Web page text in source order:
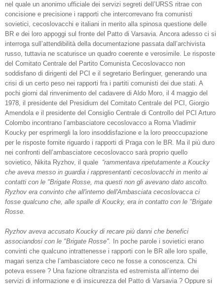
nel quale un anonimo ufficiale dei servizi segreti dell’URSS ritrae con
concisione e precisione i rapporti che intercorrevano fra comunisti
sovietici, cecoslovacchi e italiani in merito alla spinosa questione delle
BR e dei loro appoggi sul fronte del Patto di Varsavia. Ancora adesso ci si
interroga sull’attendibilità della documentazione passata dall’archivista
russo, tuttavia ne scaturisce un quadro coerente e verosimile. Le risposte
del Comitato Centrale del Partito Comunista Cecoslovacco non
soddisfano di dirigenti del PCI e il segretario Berlinguer, generando una
crisi di un certo peso nei rapporti fra i partiti comunisti dei due stati. A
pochi giorni dal rinvenimento del cadavere di Aldo Moro, il 4 maggio del
1978, il presidente del Presidium del Comitato Centrale del PCI, Giorgio
Amendola e il presidente del Consiglio Centrale di Controllo del PCI Arturo
Colombo incontrano l’ambasciatore cecoslovacco a Roma Vladimir
Koucky per esprimergli la loro insoddisfazione e la loro preoccupazione
per le risposte fornite riguardo i rapporti di Praga con le BR. Ma il più duro
nei confronti dell’ambasciatore cecoslovacco sarà proprio quello
sovietico, Nikita Ryzhov, il quale “rammentava ripetutamente a Koucky
che aveva messo in guardia i rappresentanti cecoslovacchi in merito ai
contatti con le "Brigate Rosse, ma questi non gli avevano dato ascolto.
Ryzhov era convinto che all'interno dell'Ambasciata cecoslovacca ci
fosse qualcuno che, alle spalle di Koucky, era in contatto con le "Brigate
Rosse.
Ryzhov aveva accusato Koucky di recare più danni che benefici
associandosi con le "Brigate Rosse".
In poche parole i sovietici erano
convinti che qualcuno intrattenesse i rapporti con le BR alle loro spalle,
magari senza che l’ambasciatore ceco ne fosse a conoscenza. Chi
poteva essere ? Una fazione oltranzista ed estremista all’interno dei
servizi di informazione e di insicurezza del Patto di Varsavia ? Oppure si